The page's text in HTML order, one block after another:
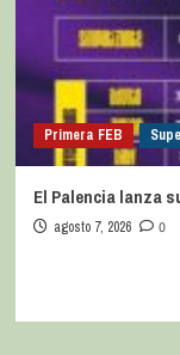
Primera FEB
El Palencia lanza
agosto 7, 2026 0